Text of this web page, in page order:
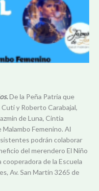
De la Peña Patria que
y Roberto Carabajal,
de Luna, Cintia
Femenino. Al
podrán colaborar
del merendero El Niño
de la Escuela
Av. San Martín 3265 de